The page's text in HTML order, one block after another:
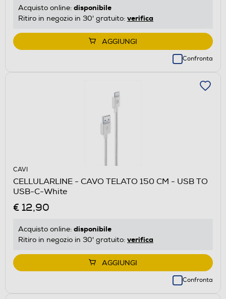
Acquisto online: disponibile
Ritiro in negozio in 30' gratuito: verifica
AGGIUNGI
Confronta
CAVI
CELLULARLINE - CAVO TELATO 150 CM - USB TO
USB-C-White
€ 12,90
Acquisto online: disponibile
Ritiro in negozio in 30' gratuito: verifica
AGGIUNGI
Confronta